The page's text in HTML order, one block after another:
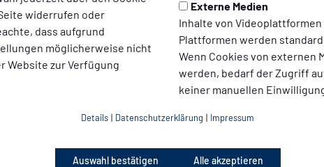
widerrufen oder
dass aufgrund
möglicherweise nicht
Website zur Verfügung
Externe Medien
Inhalte von Videoplattformen
Plattformen werden
Wenn Cookies von externen
werden, bedarf der Zugriff
keiner manuellen
Details | Datenschutzerklärung | Impressum
Auswahl bestätigen Alle akzeptieren
Covic, Schmidt, Perovic, Didoss, Büch, Kastenhofer
Stockinger, Mergel, Pistol, Grimaldi, Müller, Ekui, Baumgart,
VERLOREN | #NULLDREITV